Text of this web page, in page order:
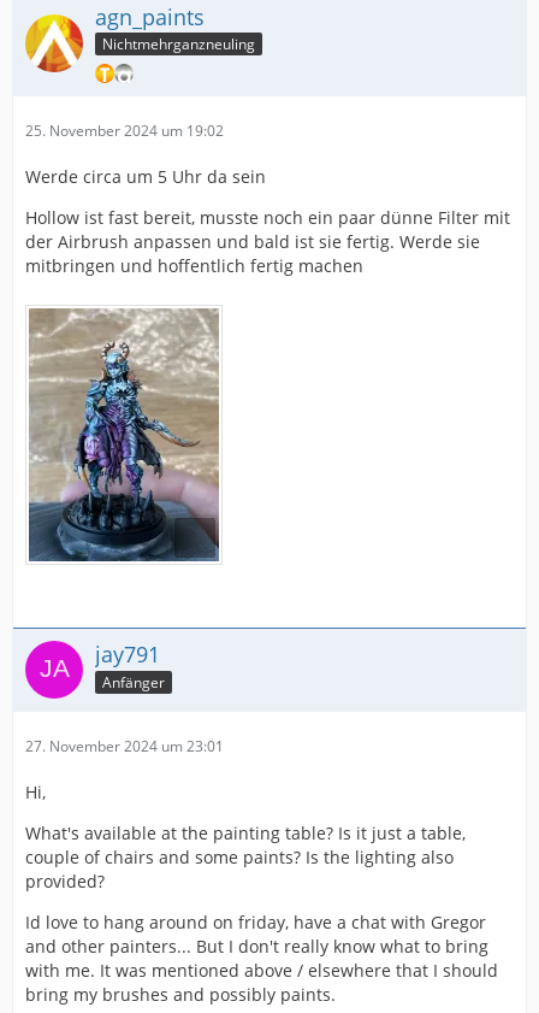
agn_paints
Nichtmehrganzneuling
25. November 2024 um 19:02
Werde circa um 5 Uhr da sein
Hollow ist fast bereit, musste noch ein paar dünne Filter mit
der Airbrush anpassen und bald ist sie fertig. Werde sie
mitbringen und hoffentlich fertig machen
jay791
Anfänger
27. November 2024 um 23:01
Hi,
What's available at the painting table? Is it just a table,
couple of chairs and some paints? Is the lighting also
provided?
Id love to hang around on friday, have a chat with Gregor
and other painters... But I don't really know what to bring
with me. It was mentioned above / elsewhere that I should
bring my brushes and possibly paints.